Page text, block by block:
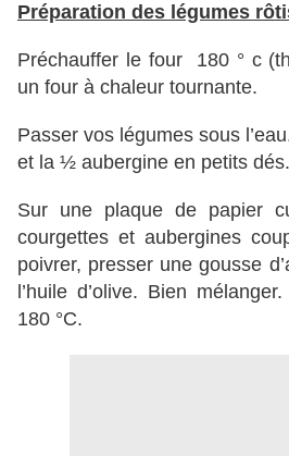
Préparation des légumes
Préchauffer le four 180 ° c
un four à chaleur tournante.
Passer vos légumes sous
et la ½ aubergine en petits dés.
Sur une plaque de papier
courgettes et aubergines
poivrer, presser une gousse
l’huile d’olive. Bien
180 °C.